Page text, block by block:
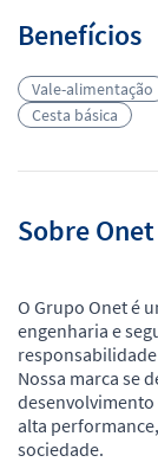
Benefícios
Vale-alimentação
Cesta básica
Sobre
O Grupo Onet é
engenharia e
Nossa marca se
desenvolvimento
alta
sociedade.